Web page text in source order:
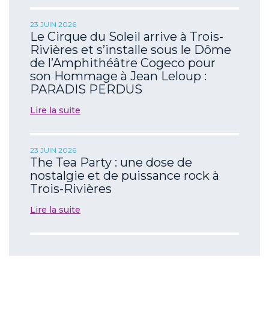
23 JUIN 2026
Le Cirque du Soleil arrive à Trois-
Rivières et s’installe sous le Dôme
de l’Amphithéâtre Cogeco pour
son Hommage à Jean Leloup :
PARADIS PERDUS
Lire la suite
23 JUIN 2026
The Tea Party : une dose de
nostalgie et de puissance rock à
Trois-Rivières
Lire la suite